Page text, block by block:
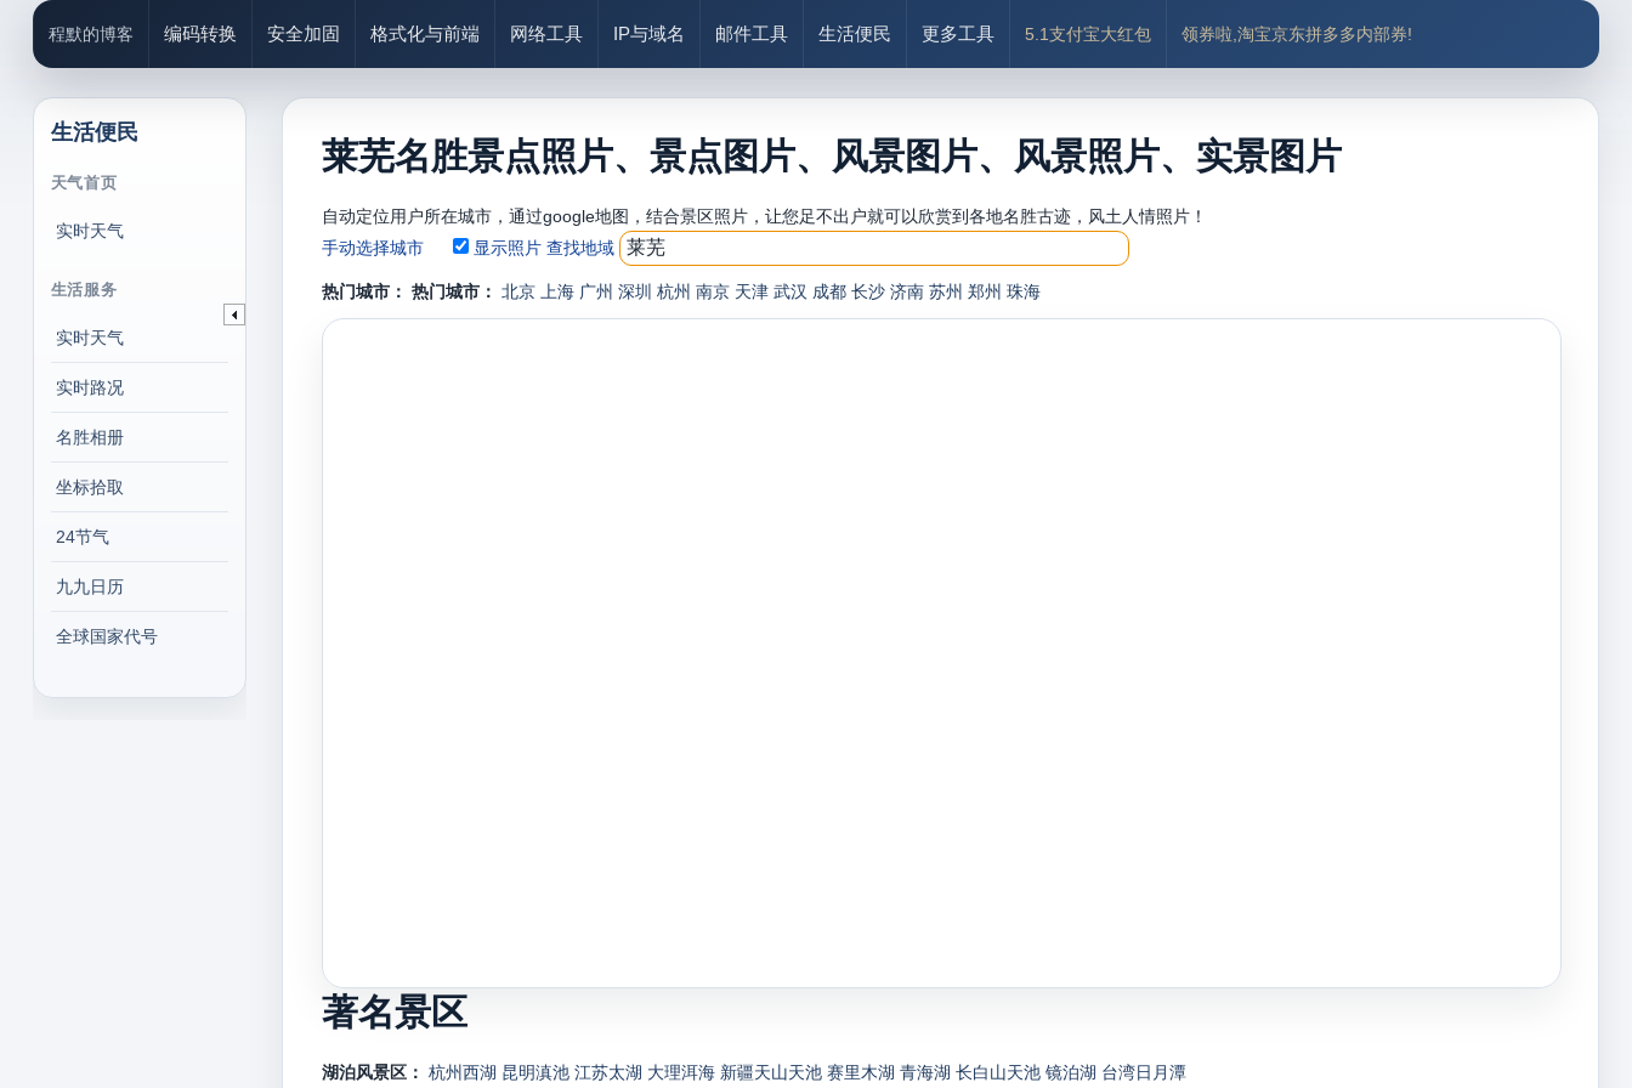
程默的博客 编码转换 安全加固 格式化与前端 网络工具 IP与域名 邮件工具 生活便民 更多工具 5.1支付宝大红包 领券啦,淘宝京东拼多多内部券!
生活便民
天气首页
实时天气
生活服务
实时天气
实时路况
名胜相册
坐标拾取
24节气
九九日历
全球国家代号
莱芜名胜景点照片、景点图片、风景图片、风景照片、实景图片
自动定位用户所在城市，通过google地图，结合景区照片，让您足不出户就可以欣赏到各地名胜古迹，风土人情照片！
手动选择城市
显示照片 查找地域
热门城市： 热门城市： 北京 上海 广州 深圳 杭州 南京 天津 武汉 成都 长沙 济南 苏州 郑州 珠海
著名景区
湖泊风景区： 杭州西湖 昆明滇池 江苏太湖 大理洱海 新疆天山天池 赛里木湖 青海湖 长白山天池 镜泊湖 台湾日月潭